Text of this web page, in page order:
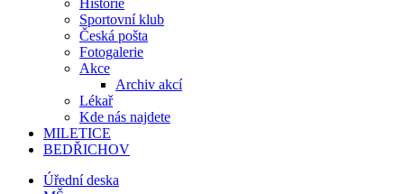
Historie
Sportovní klub
Česká pošta
Fotogalerie
Akce
Archiv akcí
Lékař
Kde nás najdete
MILETICE
BEDŘICHOV
Úřední deska